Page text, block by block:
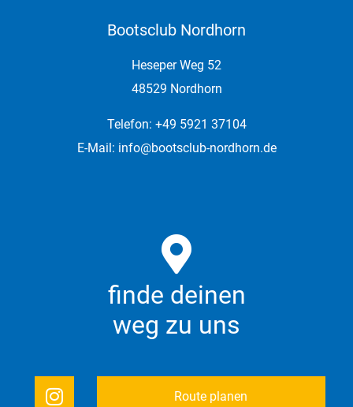
Bootsclub Nordhorn
Heseper Weg 52
48529 Nordhorn
Telefon: +49 5921 37104
E-Mail: info@bootsclub-nordhorn.de
finde deinen
weg zu uns
Route planen